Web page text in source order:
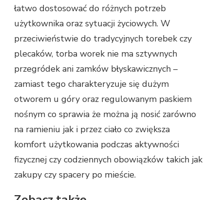
łatwo dostosować do różnych potrzeb
użytkownika oraz sytuacji życiowych. W
przeciwieństwie do tradycyjnych torebek czy
plecaków, torba worek nie ma sztywnych
przegródek ani zamków błyskawicznych –
zamiast tego charakteryzuje się dużym
otworem u góry oraz regulowanym paskiem
nośnym co sprawia że można ją nosić zarówno
na ramieniu jak i przez ciało co zwiększa
komfort użytkowania podczas aktywności
fizycznej czy codziennych obowiązków takich jak
zakupy czy spacery po mieście.